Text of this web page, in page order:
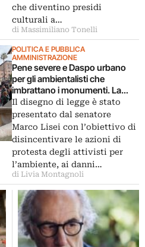
che diventino presidi
culturali a…
di Massimiliano Tonelli
POLITICA E PUBBLICA
AMMINISTRAZIONE
Pene severe e Daspo urbano
per gli ambientalisti che
imbrattano i monumenti. La
proposta di FdI
Il disegno di legge è stato
presentato dal senatore
Marco Lisei con l’obiettivo di
disincentivare le azioni di
protesta degli attivisti per
l’ambiente, ai danni…
di Livia Montagnoli